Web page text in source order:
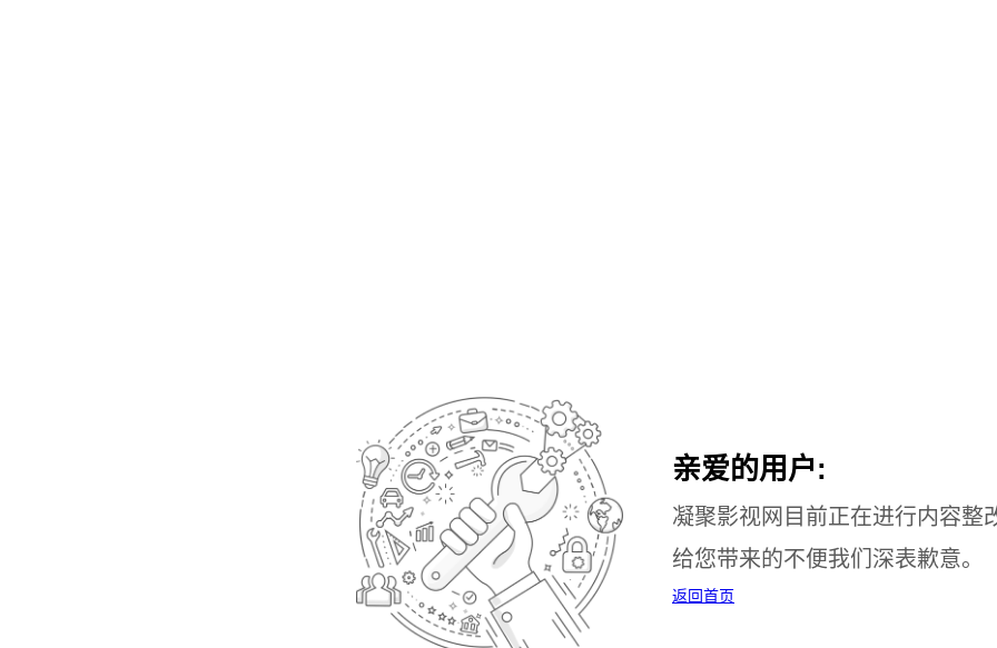
亲爱的用户:
凝聚影视网目前正在进行内容整
给您带来的不便我们深表歉意。
返回首页